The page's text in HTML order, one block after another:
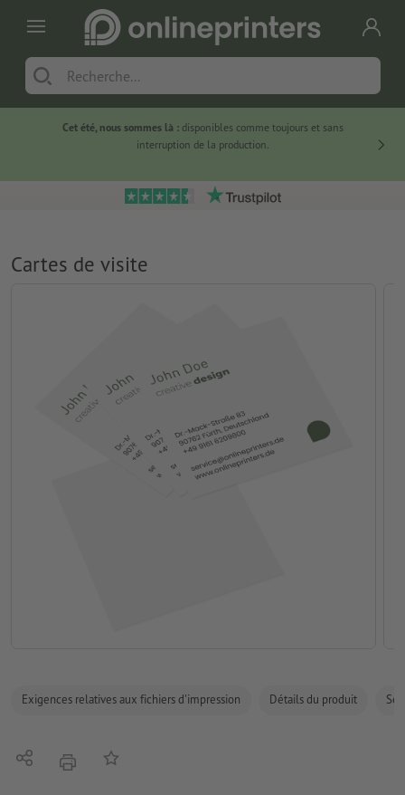
Cet été, nous sommes là :disponibles comme toujours et sans
interruption de la production.
Cartes de visite
Exigences relatives aux fichiers d'impression Détails du produit
PartagerimprimerAjouter à liste d'article